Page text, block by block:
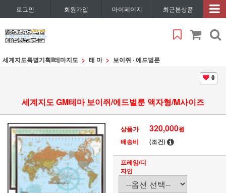
로그인 회원가입 마이페이지 최근본상품
세계지도특별기획Ⅱ테마지도 테 마 보이쥐 · 에드벌룬
0
세계지도 GM테마 보이쥐/에드벌룬 액자형/M사이즈
상품가 320,000원
배송비
(조건)
프레임/디
자인